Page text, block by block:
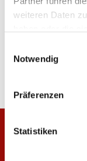
weiteren Daten
Notwendig
Präferenzen
Statistiken
Bleistift 1. FSV
3,95 €